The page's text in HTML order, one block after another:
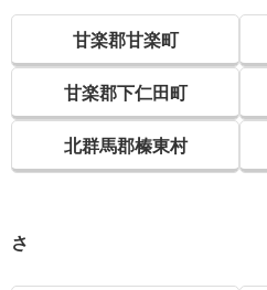
甘楽郡甘楽町
甘楽郡下仁田町
北群馬郡榛東村
さ